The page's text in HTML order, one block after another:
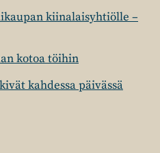
kiinalaisyhtiölle –
kotoa töihin
kahdessa päivässä